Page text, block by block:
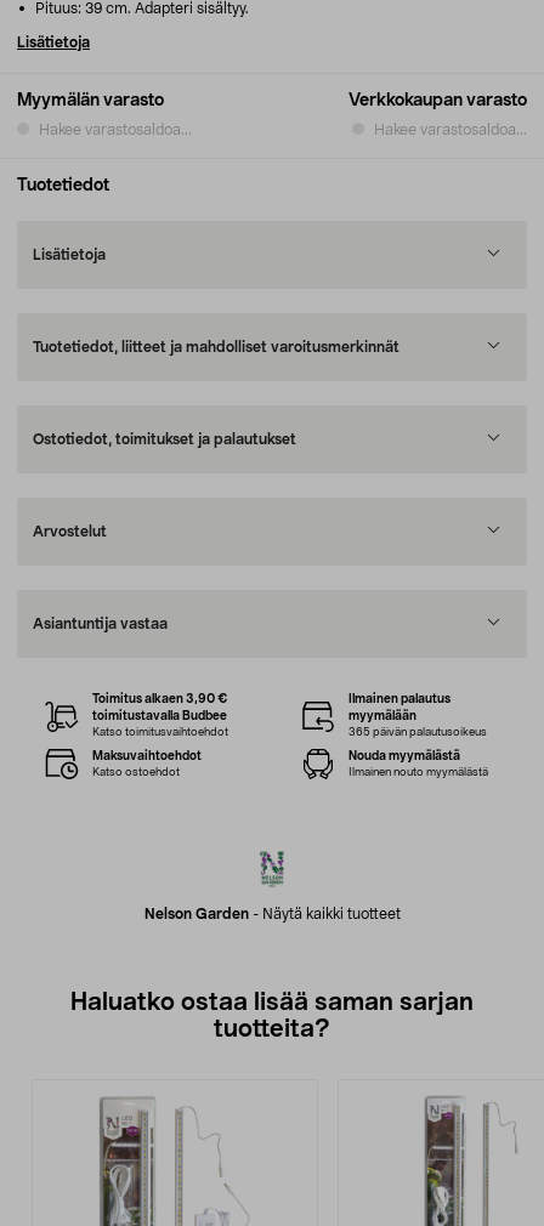
Myymälän varasto
Hakee varastosaldoa...
Verkkokaupan varasto
Hakee varastosaldoa...
Pituus: 39 cm. Adapteri sisältyy.
Lisätietoja
Tuotetiedot
Lisätietoja
Tuotetiedot, liitteet ja mahdolliset varoitusmerkinnät
Ostotiedot, toimitukset ja palautukset
Arvostelut
Asiantuntija vastaa
Nelson Garden- Näytä kaikki tuotteet
Toimitus alkaen 3,90 €
toimitustavalla Budbee
Katso toimitusvaihtoehdot
Ilmainen palautus
myymälään
365 päivän palautusoikeus
Maksuvaihtoehdot
Katso ostoehdot
Nouda myymälästä
Ilmainen nouto myymälästä
Haluatko ostaa lisää saman sarjan
tuotteita?